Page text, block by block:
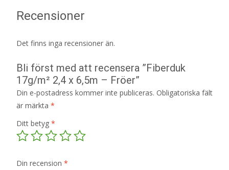
Recensioner
Det finns inga recensioner än.
Bli först med att recensera ”Fiberduk
17g/m² 2,4 x 6,5m – Fröer”
Din e-postadress kommer inte publiceras. Obligatoriska fält
är märkta *
Ditt betyg *
Din recension *